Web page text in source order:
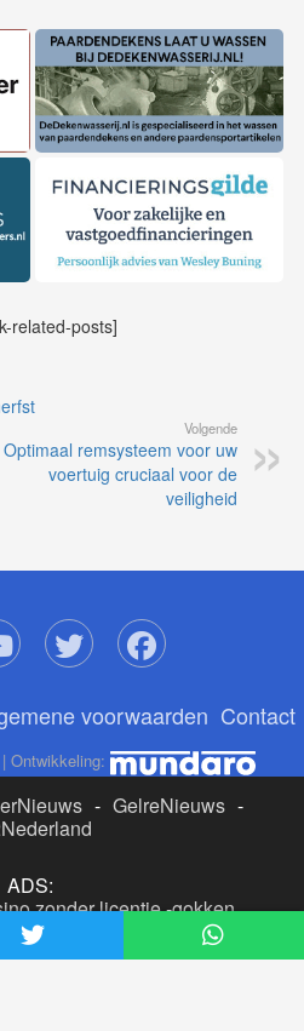
related-posts]
Volgende
Optimaal remsysteem voor uw
voertuig cruciaal voor de
veiligheid
voorwaarden Contact
Ontwikkeling:
- GelreNieuws -
ADS:
zonder licentie-gokken
online casino nederland